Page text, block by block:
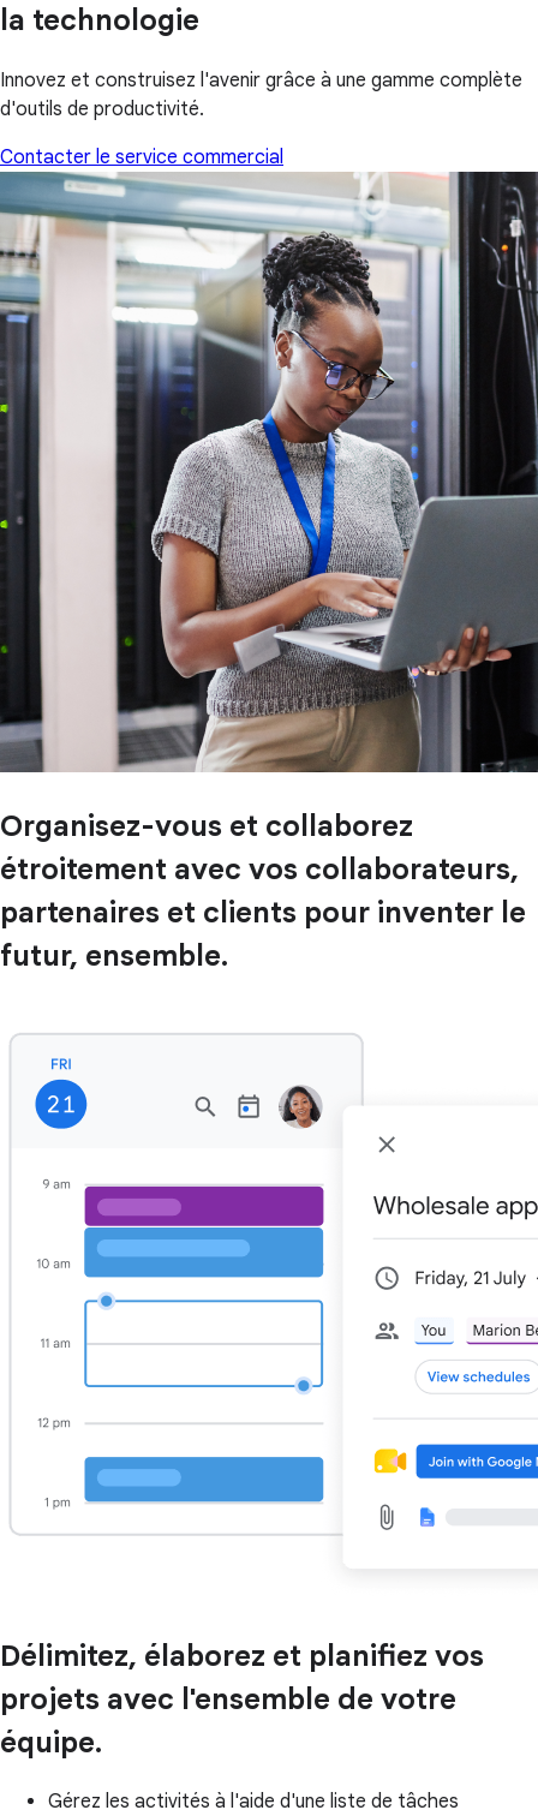
la technologie
Innovez et construisez l'avenir grâce à une gamme complète
d'outils de productivité.
Contacter le service commercial
Organisez-vous et collaborez
étroitement avec vos collaborateurs,
partenaires et clients pour inventer le
futur, ensemble.
Délimitez, élaborez et planifiez vos
projets avec l'ensemble de votre
équipe.
Gérez les activités à l'aide d'une liste de tâches